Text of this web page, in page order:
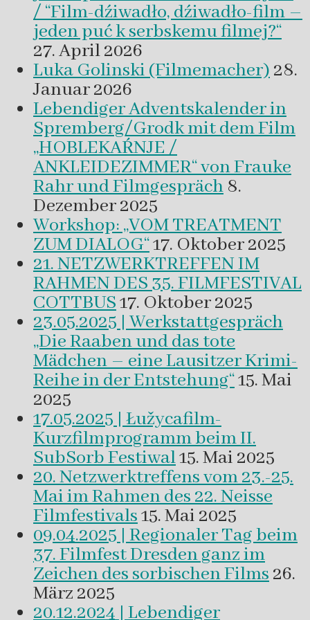
/ “Film-dźiwadło, dźiwadło-film –
jeden puć k serbskemu filmej?“
27. April 2026
Luka Golinski (Filmemacher) 28.
Januar 2026
Lebendiger Adventskalender in
Spremberg/Grodk mit dem Film
„HOBLEKAŔNJE /
ANKLEIDEZIMMER“ von Frauke
Rahr und Filmgespräch 8.
Dezember 2025
Workshop: „VOM TREATMENT
ZUM DIALOG“17. Oktober 2025
21. NETZWERKTREFFEN IM
RAHMEN DES 35. FILMFESTIVAL
COTTBUS17. Oktober 2025
23.05.2025 | Werkstattgespräch
„Die Raaben und das tote
Mädchen – eine Lausitzer Krimi-
Reihe in der Entstehung“15. Mai
2025
17.05.2025 | Łužycafilm-
Kurzfilmprogramm beim II.
SubSorb Festiwal15. Mai 2025
20. Netzwerktreffens vom 23.-25.
Mai im Rahmen des 22. Neisse
Filmfestivals15. Mai 2025
09.04.2025 | Regionaler Tag beim
37. Filmfest Dresden ganz im
Zeichen des sorbischen Films 26.
März 2025
20.12.2024 | Lebendiger